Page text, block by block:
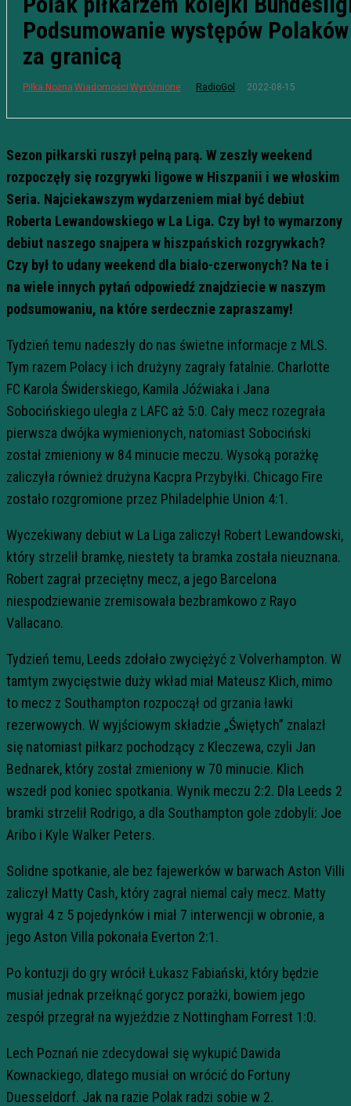
Podsumowanie występów Polaków
za granicą
Piłka Nożna Wiadomości Wyróżnione RadioGol 2022-08-15
Sezon piłkarski ruszył pełną parą. W zeszły weekend
rozpoczęły się rozgrywki ligowe w Hiszpanii i we włoskim
Seria. Najciekawszym wydarzeniem miał być debiut
Roberta Lewandowskiego w La Liga. Czy był to wymarzony
debiut naszego snajpera w hiszpańskich rozgrywkach?
Czy był to udany weekend dla biało-czerwonych? Na te i
na wiele innych pytań odpowiedź znajdziecie w naszym
podsumowaniu, na które serdecznie zapraszamy!
Tydzień temu nadeszły do nas świetne informacje z MLS.
Tym razem Polacy i ich drużyny zagrały fatalnie. Charlotte
FC Karola Świderskiego, Kamila Jóźwiaka i Jana
Sobocińskiego uległa z LAFC aż 5:0. Cały mecz rozegrała
pierwsza dwójka wymienionych, natomiast Sobociński
został zmieniony w 84 minucie meczu. Wysoką porażkę
zaliczyła również drużyna Kacpra Przybyłki. Chicago Fire
zostało rozgromione przez Philadelphie Union 4:1.
Wyczekiwany debiut w La Liga zaliczył Robert Lewandowski,
który strzelił bramkę, niestety ta bramka została nieuznana.
Robert zagrał przeciętny mecz, a jego Barcelona
niespodziewanie zremisowała bezbramkowo z Rayo
Vallacano.
Tydzień temu, Leeds zdołało zwyciężyć z Volverhampton. W
tamtym zwycięstwie duży wkład miał Mateusz Klich, mimo
to mecz z Southampton rozpoczął od grzania ławki
rezerwowych. W wyjściowym składzie „Świętych” znalazł
się natomiast piłkarz pochodzący z Kleczewa, czyli Jan
Bednarek, który został zmieniony w 70 minucie. Klich
wszedł pod koniec spotkania. Wynik meczu 2:2. Dla Leeds 2
bramki strzelił Rodrigo, a dla Southampton gole zdobyli: Joe
Aribo i Kyle Walker Peters.
Solidne spotkanie, ale bez fajewerków w barwach Aston Villi
zaliczył Matty Cash, który zagrał niemal cały mecz. Matty
wygrał 4 z 5 pojedynków i miał 7 interwencji w obronie, a
jego Aston Villa pokonała Everton 2:1.
Po kontuzji do gry wrócił Łukasz Fabiański, który będzie
musiał jednak przełknąć gorycz porażki, bowiem jego
zespół przegrał na wyjeździe z Nottingham Forrest 1:0.
Lech Poznań nie zdecydował się wykupić Dawida
Kownackiego, dlatego musiał on wrócić do Fortuny
Duesseldorf. Jak na razie Polak radzi sobie w 2.